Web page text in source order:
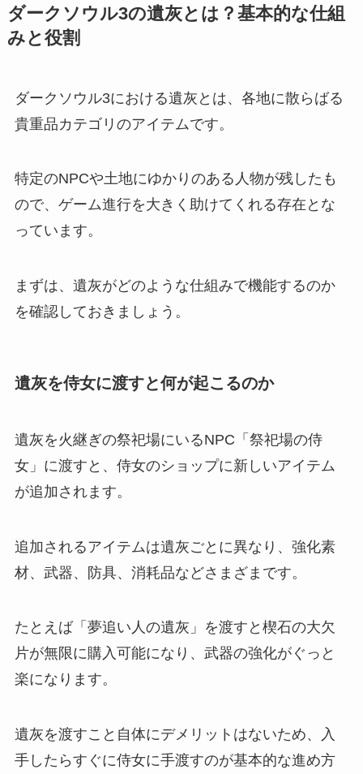
ダークソウル3の遺灰とは？基本的な仕組
みと役割
ダークソウル3における遺灰とは、各地に散らばる
貴重品カテゴリのアイテムです。
特定のNPCや土地にゆかりのある人物が残したも
ので、ゲーム進行を大きく助けてくれる存在とな
っています。
まずは、遺灰がどのような仕組みで機能するのか
を確認しておきましょう。
遺灰を侍女に渡すと何が起こるのか
遺灰を火継ぎの祭祀場にいるNPC「祭祀場の侍
女」に渡すと、侍女のショップに新しいアイテム
が追加されます。
追加されるアイテムは遺灰ごとに異なり、強化素
材、武器、防具、消耗品などさまざまです。
たとえば「夢追い人の遺灰」を渡すと楔石の大欠
片が無限に購入可能になり、武器の強化がぐっと
楽になります。
遺灰を渡すこと自体にデメリットはないため、入
手したらすぐに侍女に手渡すのが基本的な進め方